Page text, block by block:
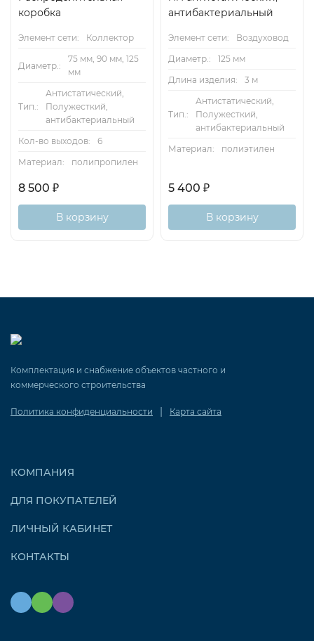
коробка
Элемент сети: Коллектор
Диаметр.:
75 мм, 90 мм, 125
мм
Тип.:
Антистатический,
Полужесткий,
антибактериальный
Кол-во выходов:
6
Материал:
полипропилен
8 500 ₽
В корзину
антибактериальный
Элемент сети:
Воздуховод
Диаметр.:
125 мм
Длина изделия:
3 м
Тип.:
Антистатический,
Полужесткий,
антибактериальный
Материал:
полиэтилен
5 400 ₽
В корзину
Комплектация и снабжение объектов частного и
коммерческого строительства
Политика конфиденциальности | Карта сайта
КОМПАНИЯ
ДЛЯ ПОКУПАТЕЛЕЙ
ЛИЧНЫЙ КАБИНЕТ
КОНТАКТЫ